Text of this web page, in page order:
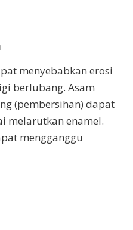
menyebabkan erosi
berlubang. Asam
(pembersihan) dapat
melarutkan enamel.
mengganggu